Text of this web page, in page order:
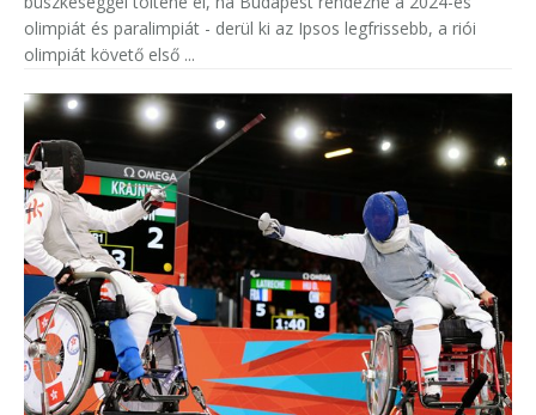
olimpiát és paralimpiát - derül ki az Ipsos legfrissebb, a riói
olimpiát követő első ...